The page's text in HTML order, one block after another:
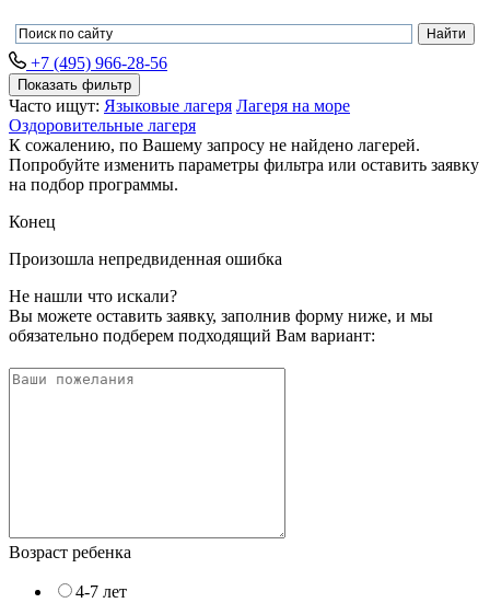
+7 (495) 966-28-56
Показать фильтр
Часто ищут: Языковые лагеря Лагеря на море
Оздоровительные лагеря
К сожалению, по Вашему запросу не найдено лагерей.
Попробуйте изменить параметры фильтра или оставить заявку
на подбор программы.
Конец
Произошла непредвиденная ошибка
Не нашли что искали?
Вы можете оставить заявку, заполнив форму ниже, и мы
обязательно подберем подходящий Вам вариант:
Возраст ребенка
4-7 лет